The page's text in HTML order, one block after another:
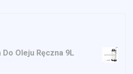
Oleju Ręczna 9L